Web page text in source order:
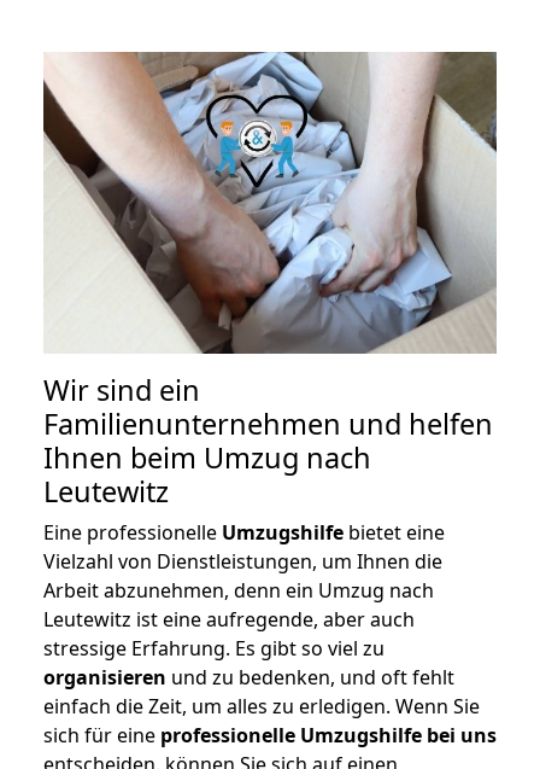
Wir sind ein
Familienunternehmen und helfen
Ihnen beim Umzug nach
Leutewitz
Eine professionelle Umzugshilfe bietet eine
Vielzahl von Dienstleistungen, um Ihnen die
Arbeit abzunehmen, denn ein Umzug nach
Leutewitz ist eine aufregende, aber auch
stressige Erfahrung. Es gibt so viel zu
organisieren und zu bedenken, und oft fehlt
einfach die Zeit, um alles zu erledigen. Wenn Sie
sich für eine professionelle Umzugshilfe bei uns